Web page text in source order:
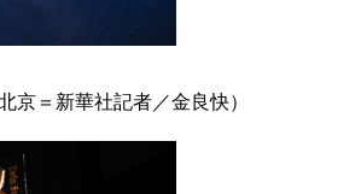
京＝新華社記者／金良快）